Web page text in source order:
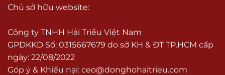
Chủ sở hữu website:
Công ty TNHH Hải Triều Việt Nam
GPDKKD Số: 0315667679 do sở KH & ĐT TP.HCM cấp
ngày: 22/08/2022
Góp ý & Khiếu nại: ceo@donghohaitrieu.com